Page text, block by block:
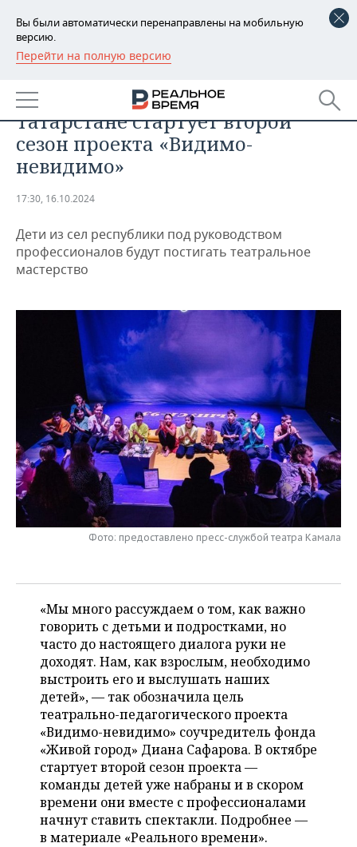
Вы были автоматически перенаправлены на мобильную
версию.
Перейти на полную версию
РЕГИОНЫ
БАШКОРТОСТАН
ТАТАРСТАН
УДМУРТИЯ
НОВОСТИ
АНАЛИТИКА
НОВОСТИ АНАЛИТИКИ
ДЕКЛАРАЦИИ О ДОХОДАХ
КОРОЛИ ГОСЗАКАЗА ПФО
ВУЗЫ ТАТАРСТАНА
КОМУ ПРИНАДЛЕЖАТ
ТОРГОВЫЕ ЦЕНТРЫ
ТАТАРСТАНА
ЭКОНОМИКА
НОВОСТИ ЭКОНОМИКИ
ФИНАНСЫ
БАНКИ
БЮДЖЕТ
ИНВЕСТИЦИИ
ПРОМЫШЛЕННОСТЬ
НОВОСТИ
ПРОМЫШЛЕННОСТИ
МАШИНОСТРОЕНИЕ
НЕФТЕХИМИЯ
ОПК
ЭНЕРГЕТИКА
НЕДВИЖИМОСТЬ
НОВОСТИ НЕДВИЖИМОСТИ
АВТО
НОВОСТИ АВТО
БИЗНЕС
НОВОСТИ БИЗНЕСА
РОЗНИЧНАЯ ТОРГОВЛЯ
ТРАНСПОРТ
УСЛУГИ
ТЕХНОЛОГИИ
НОВОСТИ ТЕХНОЛОГИЙ
МЕДИА
ТЕЛЕКОММУНИКАЦИИ
МЕРОПРИЯТИЯ
НОВОСТИ МЕРОПРИЯТИЙ
ВЫЕЗДНАЯ РЕДАКЦИЯ
БИЗНЕС-БРАНЧИ
ONLINE-КОНФЕРЕНЦИИ
СПОРТ
НОВОСТИ СПОРТА
ФУТБОЛ
ВОЛЕЙБОЛ
КИБЕРСПОРТ
ФИГУРНОЕ КАТАНИЕ
ВОДНЫЕ ВИДЫ СПОРТА
ХОККЕЙ С МЯЧОМ
ОБЩЕСТВО
НОВОСТИ ОБЩЕСТВА
ИСТОРИЯ
КУЛЬТУРА
МЕДИЦИНА
ОБРАЗОВАНИЕ
ПРОИСШЕСТВИЯ
ФОТОГАЛЕРЕЯ
СПИСОК ПЕРСОН
СПИСОК КОМПАНИЙ
ПОЛНАЯ ВЕРСИЯ
Три спектакля и 43 участника: в
Татарстане стартует второй
сезон проекта «Видимо-
невидимо»
17:30, 16.10.2024
Дети из сел республики под руководством
профессионалов будут постигать театральное
мастерство
Фото: предоставлено пресс-службой театра Камала
«Мы много рассуждаем о том, как важно
говорить с детьми и подростками, но
часто до настоящего диалога руки не
доходят. Нам, как взрослым, необходимо
выстроить его и выслушать наших
детей», — так обозначила цель
театрально-педагогического проекта
«Видимо-невидимо» соучредитель фонда
«Живой город» Диана Сафарова. В октябре
стартует второй сезон проекта —
команды детей уже набраны и в скором
времени они вместе с профессионалами
начнут ставить спектакли. Подробнее —
в материале «Реального времени».